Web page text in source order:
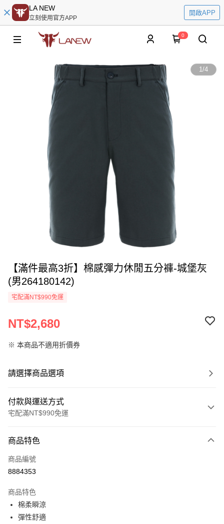
LA NEW
立刻使用官方APP
開啟APP
0
1/4
【滿件最高3折】棉感彈力休閒五分褲-城堡灰
(男264180142)
宅配滿NT$990免運
NT$2,680
※ 本商品不適用折價券
請選擇商品選項
付款與運送方式
宅配滿NT$990免運
信用卡一次付款
LINE Pay
悠遊付
Google Pay
商品特色
商品編號
8884353
商品特色
棉柔瞬涼
彈性舒適